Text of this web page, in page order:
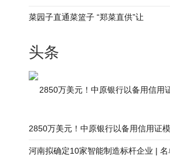
菜园子直通菜篮子 “郑菜直供”让
头条
2850万美元！中原银行以备用信用
2850万美元！中原银行以备用信用证
河南拟确定10家智能制造标杆企业 | 名